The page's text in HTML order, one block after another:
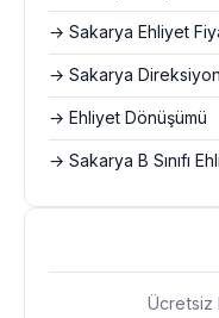
→ Sakarya Ehliyet
→ Sakarya
→ Ehliyet Dönüşümü
→ Sakarya B Sınıfı
Ücretsiz